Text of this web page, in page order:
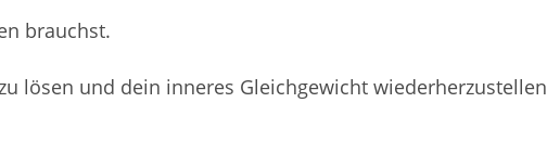
brauchst.
lösen und dein inneres Gleichgewicht wiederherzustellen